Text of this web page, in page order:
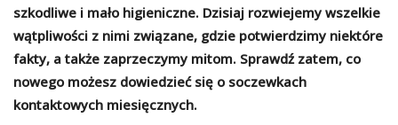
szkodliwe i mało higieniczne. Dzisiaj rozwiejemy wszelkie
wątpliwości z nimi związane, gdzie potwierdzimy niektóre
fakty, a także zaprzeczymy mitom. Sprawdź zatem, co
nowego możesz dowiedzieć się o soczewkach
kontaktowych miesięcznych.